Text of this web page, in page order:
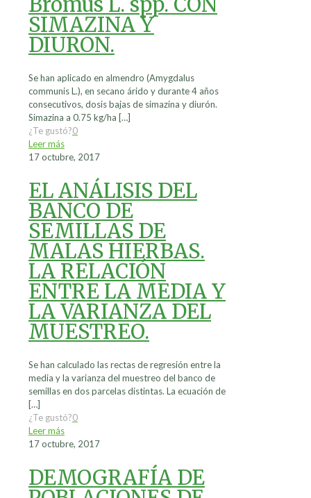
SIMAZINA Y
DIURON.
Se han aplicado en almendro (Amygdalus
communis L.), en secano árido y durante 4 años
consecutivos, dosis bajas de simazina y diurón.
Simazina a 0.75 kg/ha […]
¿Te gustó?0
Leer más
17 octubre, 2017
EL ANÁLISIS DEL
BANCO DE
SEMILLAS DE
MALAS HIERBAS.
LA RELACIÓN
ENTRE LA MEDIA Y
LA VARIANZA DEL
MUESTREO.
Se han calculado las rectas de regresión entre la
media y la varianza del muestreo del banco de
semillas en dos parcelas distintas. La ecuación de
[…]
¿Te gustó?0
Leer más
17 octubre, 2017
DEMOGRAFÍA DE